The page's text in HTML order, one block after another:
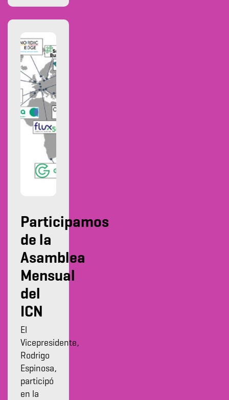
Participamos
de la
Asamblea
Mensual
del
ICN
El
Vicepresidente,
Rodrigo
Espinosa,
participó
en la